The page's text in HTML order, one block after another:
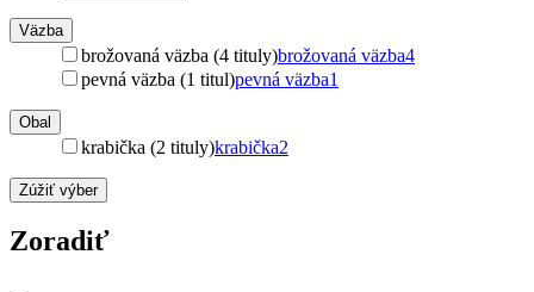
Väzba
brožovaná väzba (4 tituly)brožovaná väzba4
pevná väzba (1 titul)pevná väzba1
Obal
krabička (2 tituly)krabička2
Zúžiť výber
Zoradiť